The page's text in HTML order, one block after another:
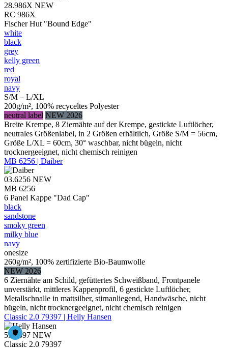
28.986X NEW
RC 986X
Fischer Hut "Bound Edge"
white
black
grey
kelly green
red
royal
navy
S/M – L/XL
200g/m², 100% recyceltes Polyester
neutral label NEW 2026
Breite Krempe, 8 Ziernähte auf der Krempe, gestickte Luftlöcher,
neutrales Größenlabel, in 2 Größen erhältlich, Größe S/M = 56cm,
Größe L/XL = 60cm, 30° waschbar, nicht bügeln, nicht
trocknergeeignet, nicht chemisch reinigen
MB 6256 | Daiber
03.6256 NEW
MB 6256
6 Panel Kappe "Dad Cap"
black
sandstone
smoky green
milky blue
navy
onesize
260g/m², 100% zertifizierte Bio-Baumwolle
NEW 2026
6 Ziernähte am Schild, gefüttertes Schweißband, Frontpanele
unverstärkt, mittleres Kappenprofil, 6 gestickte Luftlöcher,
Metallschnalle in mattsilber, stirnanliegend, Handwäsche, nicht
bügeln, nicht trocknergeeignet, nicht chemisch reinigen
Classic 2.0 79397 | Helly Hansen
59.9397 NEW
Classic 2.0 79397